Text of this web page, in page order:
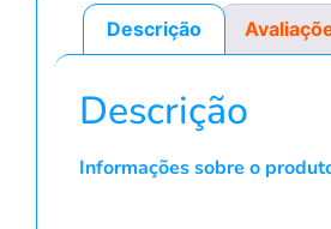
Descrição
Descrição
Informações sobre o